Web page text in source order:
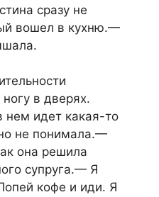
сразу не
вошел в кухню.—
в дверях.
нем идет какая-то
не понимала.—
она решила
супруга.— Я
кофе и иди. Я